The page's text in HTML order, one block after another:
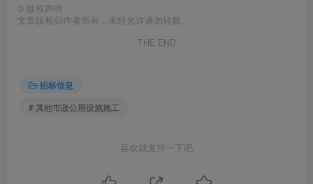
© 版权声明
文章版权归作者所有，未经允许请勿转载。
THE END
招标信息
# 其他市政公用设施施工
喜欢就支持一下吧